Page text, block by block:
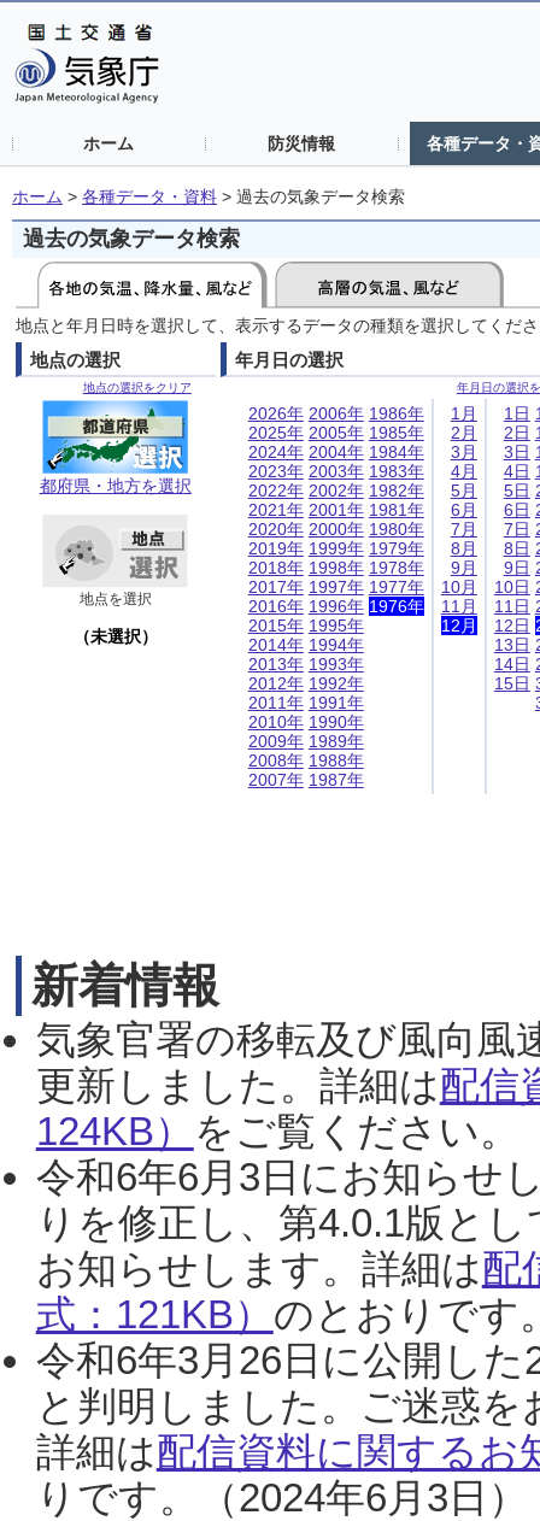
ホーム 防災情報 各種データ・
ホーム > 各種データ・資料 > 過去の気象データ検索
過去の気象データ検索
地点と年月日時を選択して、表示するデータの種類を選択してくだ
地点の選択
地点の選択をクリア
都府県・地方を選択
地点を選択
（未選択）
年月日の選択
年月日の選択
2026年
2025年
2024年
2023年
2022年
2021年
2020年
2019年
2018年
2017年
2016年
2015年
2014年
2013年
2012年
2011年
2010年
2009年
2008年
2007年
2006年
2005年
2004年
2003年
2002年
2001年
2000年
1999年
1998年
1997年
1996年
1995年
1994年
1993年
1992年
1991年
1990年
1989年
1988年
1987年
1986年
1985年
1984年
1983年
1982年
1981年
1980年
1979年
1978年
1977年
1976年
1月
2月
3月
4月
5月
6月
7月
8月
9月
10月
11月
12月
1日
2日
3日
4日
5日
6日
7日
8日
9日
10日
11日
12日
13日
14日
15日
新着情報
気象官署の移転及び風向風
更新しました。詳細は配信
124KB） をご覧ください。
令和6年6月3日にお知らせ
りを修正し、第4.0.1版と
お知らせします。詳細は配
式：121KB） のとおりです
令和6年3月26日に公開し
と判明しました。ご迷惑
詳細は配信資料に関するお
りです。（2024年6月3日）